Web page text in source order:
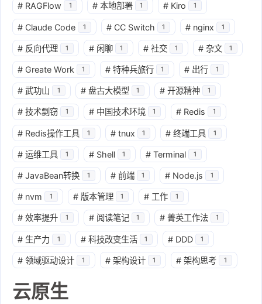
# RAGFlow 1 # 本地部署 1 # Kiro 1
# Claude Code 1 # CC Switch 1 # nginx 1
# 反向代理 1 # 闲聊 1 # 社交 1 # 杂文 1
# Greate Work 1 # 特种兵旅行 1 # 出行 1
# 武功山 1 # 盘古大模型 1 # 开源精神 1
# 技术剽窃 1 # 中国技术环境 1 # Redis 1
# Redis操作工具 1 # tnux 1 # 终端工具 1
# 运维工具 1 # Shell 1 # Terminal 1
# JavaBean转换 1 # 前端 1 # Node.js 1
# nvm 1 # 版本管理 1 # 工作 1
# 效率提升 1 # 阅读笔记 1 # 菁英工作法 1
# 生产力 1 # 科技改变生活 1 # DDD 1
# 领域驱动设计 1 # 架构设计 1 # 架构思考 1
云原生